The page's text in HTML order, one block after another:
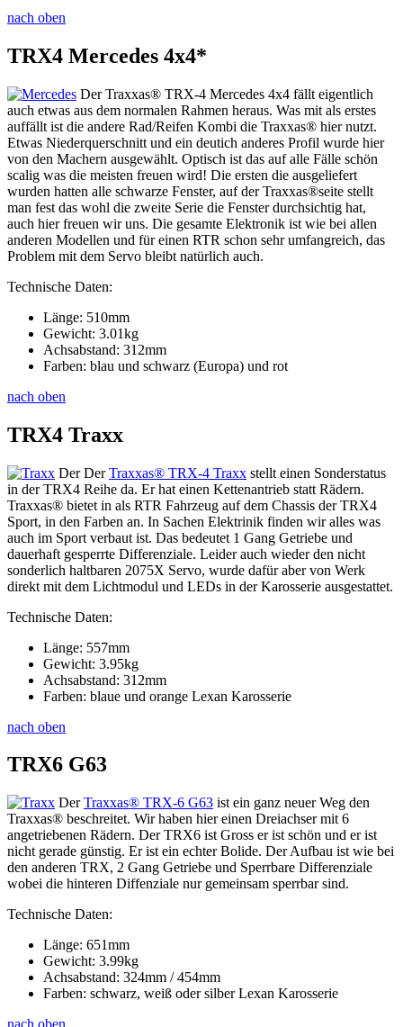
nach oben
TRX4 Mercedes 4x4*
Der Traxxas® TRX-4 Mercedes 4x4 fällt eigentlich
auch etwas aus dem normalen Rahmen heraus. Was mit als erstes
auffällt ist die andere Rad/Reifen Kombi die Traxxas® hier nutzt.
Etwas Niederquerschnitt und ein deutich anderes Profil wurde hier
von den Machern ausgewählt. Optisch ist das auf alle Fälle schön
scalig was die meisten freuen wird! Die ersten die ausgeliefert
wurden hatten alle schwarze Fenster, auf der Traxxas®seite stellt
man fest das wohl die zweite Serie die Fenster durchsichtig hat,
auch hier freuen wir uns. Die gesamte Elektronik ist wie bei allen
anderen Modellen und für einen RTR schon sehr umfangreich, das
Problem mit dem Servo bleibt natürlich auch.
Technische Daten:
Länge: 510mm
Gewicht: 3.01kg
Achsabstand: 312mm
Farben: blau und schwarz (Europa) und rot
nach oben
TRX4 Traxx
Der DerTraxxas® TRX-4 Traxx stellt einen Sonderstatus
in der TRX4 Reihe da. Er hat einen Kettenantrieb statt Rädern.
Traxxas® bietet in als RTR Fahrzeug auf dem Chassis der TRX4
Sport, in den Farben an. In Sachen Elektrinik finden wir alles was
auch im Sport verbaut ist. Das bedeutet 1 Gang Getriebe und
dauerhaft gesperrte Differenziale. Leider auch wieder den nicht
sonderlich haltbaren 2075X Servo, wurde dafür aber von Werk
direkt mit dem Lichtmodul und LEDs in der Karosserie ausgestattet.
Technische Daten:
Länge: 557mm
Gewicht: 3.95kg
Achsabstand: 312mm
Farben: blaue und orange Lexan Karosserie
nach oben
TRX6 G63
DerTraxxas® TRX-6 G63 ist ein ganz neuer Weg den
Traxxas® beschreitet. Wir haben hier einen Dreiachser mit 6
angetriebenen Rädern. Der TRX6 ist Gross er ist schön und er ist
nicht gerade günstig. Er ist ein echter Bolide. Der Aufbau ist wie bei
den anderen TRX, 2 Gang Getriebe und Sperrbare Differenziale
wobei die hinteren Diffenziale nur gemeinsam sperrbar sind.
Technische Daten:
Länge: 651mm
Gewicht: 3.99kg
Achsabstand: 324mm / 454mm
Farben: schwarz, weiß oder silber Lexan Karosserie